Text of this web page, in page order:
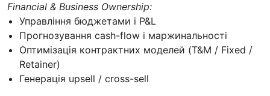
Financial & Business Ownership:
Управління бюджетами і P&L
Прогнозування cash-flow і маржинальності
Оптимізація контрактних моделей (T&M / Fixed /
Retainer)
Генерація upsell / cross-sell